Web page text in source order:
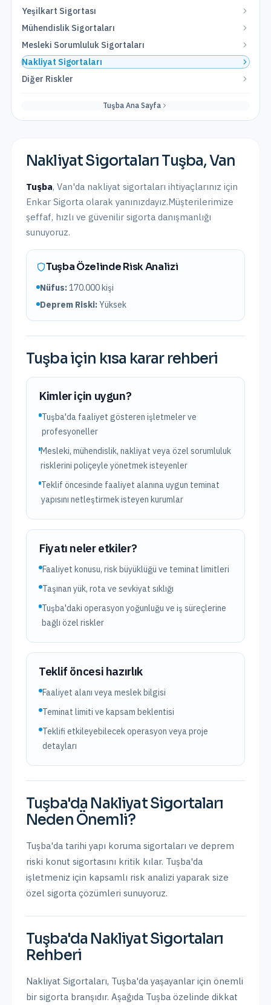
Yeşilkart Sigortası
Mühendislik Sigortaları
Mesleki Sorumluluk Sigortaları
Nakliyat Sigortaları
Diğer Riskler
Tuşba Ana Sayfa
Nakliyat Sigortaları Tuşba,Van
Tuşba, Van'da nakliyat sigortaları ihtiyaçlarınız için
Enkar Sigorta olarak yanınızdayız.Müşterilerimize
şeffaf, hızlı ve güvenilir sigorta danışmanlığı
sunuyoruz.
TuşbaÖzelinde Risk Analizi
Nüfus:170.000kişi
Deprem Riski:Yüksek
Tuşba için kısa karar rehberi
Kimler için uygun?
Tuşba'da faaliyet gösteren işletmeler ve
profesyoneller
Mesleki, mühendislik, nakliyat veya özel sorumluluk
risklerini poliçeyle yönetmek isteyenler
Teklif öncesinde faaliyet alanına uygun teminat
yapısını netleştirmek isteyen kurumlar
Fiyatı neler etkiler?
Faaliyet konusu, risk büyüklüğü ve teminat limitleri
Taşınan yük, rota ve sevkiyat sıklığı
Tuşba'daki operasyon yoğunluğu ve iş süreçlerine
bağlı özel riskler
Teklif öncesi hazırlık
Faaliyet alanı veya meslek bilgisi
Teminat limiti ve kapsam beklentisi
Teklifi etkileyebilecek operasyon veya proje
detayları
Tuşba'da Nakliyat Sigortaları
Neden Önemli?
Tuşba'da tarihi yapı koruma sigortaları ve deprem
riski konut sigortasını kritik kılar. Tuşba'da
işletmeniz için kapsamlı risk analizi yaparak size
özel sigorta çözümleri sunuyoruz.
Tuşba'da Nakliyat Sigortaları
Rehberi
Nakliyat Sigortaları, Tuşba'da yaşayanlar için önemli
bir sigorta branşıdır. Aşağıda Tuşba özelinde dikkat